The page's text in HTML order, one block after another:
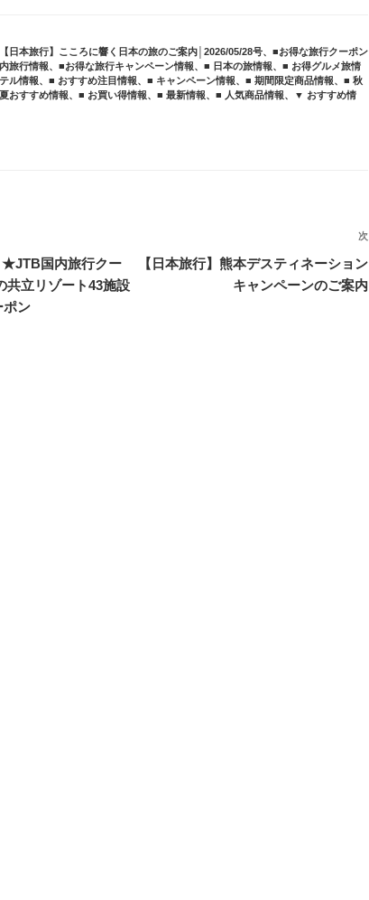
【日本旅行】こころに響く日本の旅のご案内│2026/05/28号、 ■お得な旅行クーポン
旅行情報、 ■お得な旅行キャンペーン情報、 ■ 日本の旅情報、 ■ お得グルメ旅情
ル情報、 ■ おすすめ注目情報、 ■ キャンペーン情報、 ■ 期間限定商品情報、 ■ 秋
おすすめ情報、 ■ お買い得情報、 ■ 最新情報、 ■ 人気商品情報、
▼ おすすめ情
★JTB国内旅行クー
立リゾート43施設
ポン
次
【日本旅行】熊本デスティネーション
キャンペーンのご案内